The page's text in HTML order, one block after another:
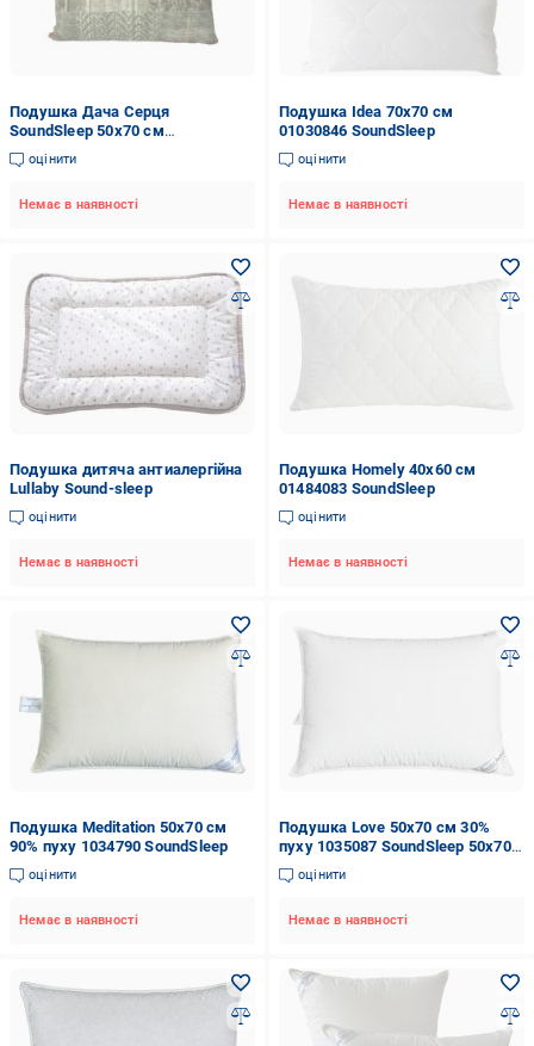
Подушка Дача Серця
SoundSleep 50x70 см
різнокольоровий
оцінити
Немає в наявності
Подушка Idea 70x70 см
01030846 SoundSleep
оцінити
Немає в наявності
Подушка дитяча антиалергійна
Lullaby Sound-sleep
оцінити
Немає в наявності
Подушка Homely 40x60 см
01484083 SoundSleep
оцінити
Немає в наявності
Подушка Meditation 50x70 см
90% пуху 1034790 SoundSleep
оцінити
Немає в наявності
Подушка Love 50x70 см 30%
пуху 1035087 SoundSleep 50x70
білий
оцінити
Немає в наявності